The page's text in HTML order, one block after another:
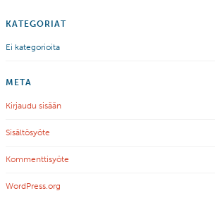
KATEGORIAT
Ei kategorioita
META
Kirjaudu sisään
Sisältösyöte
Kommenttisyöte
WordPress.org